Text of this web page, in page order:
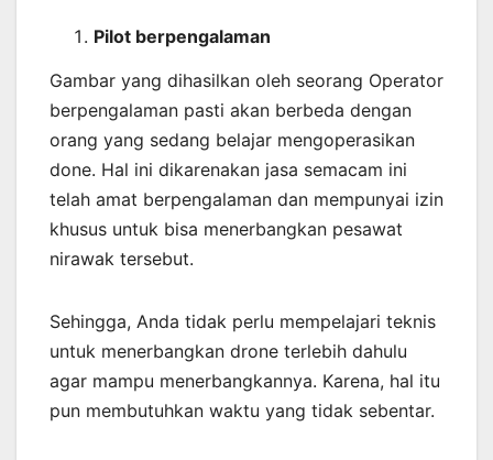
Pilot berpengalaman
Gambar yang dihasilkan oleh seorang Operator
berpengalaman pasti akan berbeda dengan
orang yang sedang belajar mengoperasikan
done. Hal ini dikarenakan jasa semacam ini
telah amat berpengalaman dan mempunyai izin
khusus untuk bisa menerbangkan pesawat
nirawak tersebut.
Sehingga, Anda tidak perlu mempelajari teknis
untuk menerbangkan drone terlebih dahulu
agar mampu menerbangkannya. Karena, hal itu
pun membutuhkan waktu yang tidak sebentar.